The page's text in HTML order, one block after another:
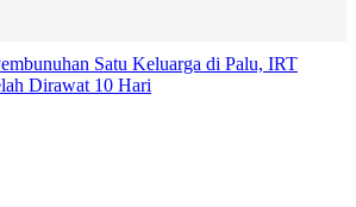
Satu Keluarga di Palu, IRT
Dirawat 10 Hari